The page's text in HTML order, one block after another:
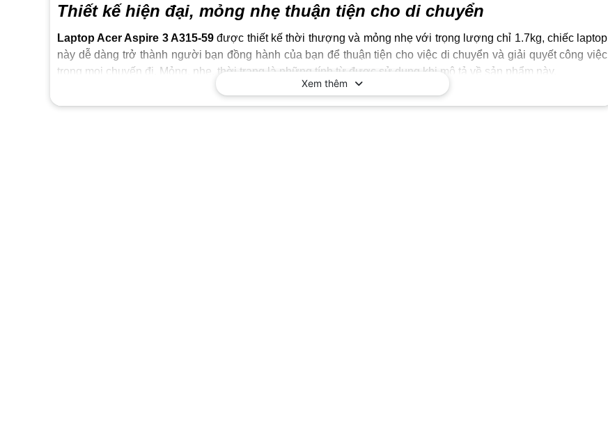
Thiết kế hiện đại, mỏng nhẹ thuận tiện cho di chuyển
Laptop Acer Aspire 3 A315-59được thiết kế thời thượng và mỏng nhẹ với trọng lượng chỉ 1.7kg, chiếc laptop
này dễ dàng trở thành người bạn đồng hành của bạn để thuận tiện cho việc di chuyển và giải quyết công việc
trong mọi chuyến đi. Mỏng, nhẹ, thời trang là những tính từ được sử dụng khi mô tả về sản phẩm này.
Xem thêm